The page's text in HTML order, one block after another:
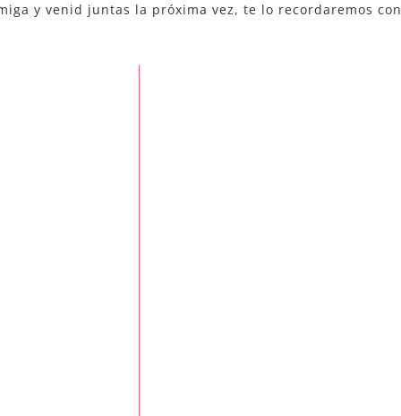
y venid juntas la próxima vez, te lo recordaremos con